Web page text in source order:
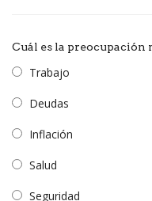
Cuál es la preocupación
Trabajo
Deudas
Inflación
Salud
Seguridad